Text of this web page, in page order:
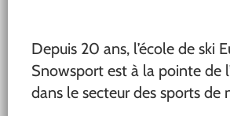
Depuis 20 ans, l’école de ski
Snowsport est à la pointe de
dans le secteur des sports de